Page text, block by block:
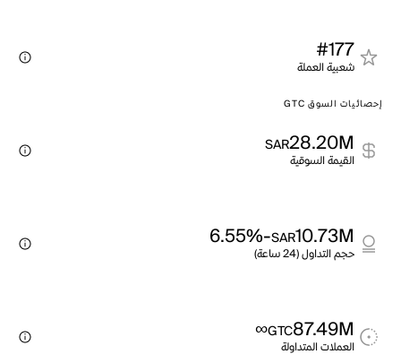
#177
شعبية العملة
إحصائيات السوق GTC
28.20M
SAR
القيمة السوقية
10.73M
SAR
-6.55%
حجم التداول (24 ساعة)
87.49M
GTC
∞
العملات المتداولة